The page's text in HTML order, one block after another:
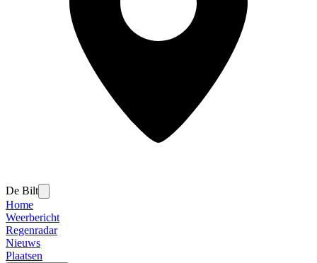
De Bilt
Home
Weerbericht
Regenradar
Nieuws
Plaatsen